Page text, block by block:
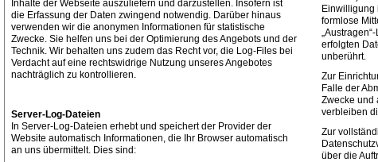
Inhalte der Webseite auszuliefern und darzustellen. Insofern ist
die Erfassung der Daten zwingend notwendig. Darüber hinaus
verwenden wir die anonymen Informationen für statistische
Zwecke. Sie helfen uns bei der Optimierung des Angebots und der
Technik. Wir behalten uns zudem das Recht vor, die Log-Files bei
Verdacht auf eine rechtswidrige Nutzung unseres Angebotes
nachträglich zu kontrollieren.
Server-Log-Dateien
In Server-Log-Dateien erhebt und speichert der Provider der
Website automatisch Informationen, die Ihr Browser automatisch
an uns übermittelt. Dies sind:
Einwilligung
formlose
erfolgten
unberührt.
Zur
Falle der
Zwecke und
verbleiben
Zur
über die